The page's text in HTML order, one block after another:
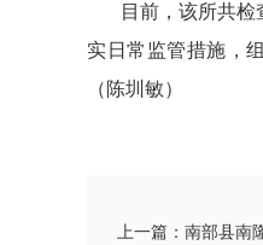
目前，该所共检查
实日常监管措施，
（陈圳敏）
上一篇：南部县南